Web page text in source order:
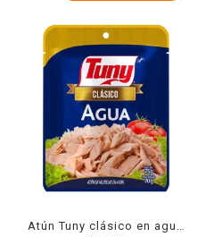
Atún Tuny clásico en agua